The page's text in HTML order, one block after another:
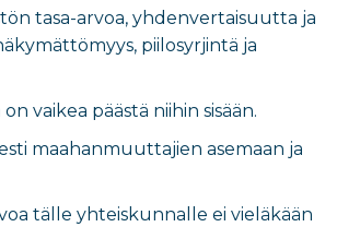
tasa-arvoa, yhdenvertaisuutta ja
piilosyrjintä ja
vaikea päästä niihin sisään.
maahanmuuttajien asemaan ja
tälle yhteiskunnalle ei vieläkään